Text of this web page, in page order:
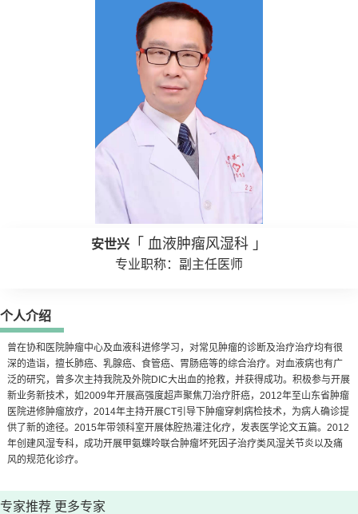
安世兴 「 血液肿瘤风湿科 」
专业职称：副主任医师
个人介绍
曾在协和医院肿瘤中心及血液科进修学习，对常见肿瘤的诊断及治疗治疗均有很
深的造诣，擅长肺癌、乳腺癌、食管癌、胃肠癌等的综合治疗。对血液病也有广
泛的研究，曾多次主持我院及外院DIC大出血的抢救，并获得成功。积极参与开展
新业务新技术，如2009年开展高强度超声聚焦刀治疗肝癌，2012年至山东省肿瘤
医院进修肿瘤放疗，2014年主持开展CT引导下肿瘤穿刺病检技术，为病人确诊提
供了新的途径。2015年带领科室开展体腔热灌注化疗，发表医学论文五篇。2012
年创建风湿专科，成功开展甲氨蝶呤联合肿瘤坏死因子治疗类风湿关节炎以及痛
风的规范化诊疗。
专家推荐 更多专家